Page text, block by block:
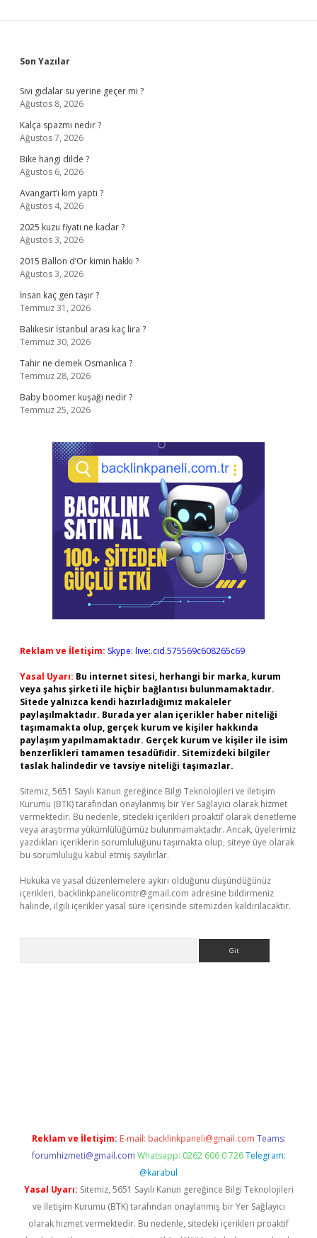
Sidebar
Son Yazılar
Sıvı gıdalar su yerine geçer mi ?
Ağustos 8, 2026
Kalça spazmı nedir ?
Ağustos 7, 2026
Bike hangi dilde ?
Ağustos 6, 2026
Avangart’ı kim yaptı ?
Ağustos 4, 2026
2025 kuzu fiyatı ne kadar ?
Ağustos 3, 2026
2015 Ballon d’Or kimin hakkı ?
Ağustos 3, 2026
İnsan kaç gen taşır ?
Temmuz 31, 2026
Balıkesir İstanbul arası kaç lira ?
Temmuz 30, 2026
Tahir ne demek Osmanlıca ?
Temmuz 28, 2026
Baby boomer kuşağı nedir ?
Temmuz 25, 2026
Reklam ve İletişim: Skype: live:.cid.575569c608265c69
Yasal Uyarı: Bu internet sitesi, herhangi bir marka, kurum
veya şahıs şirketi ile hiçbir bağlantısı bulunmamaktadır.
Sitede yalnızca kendi hazırladığımız makaleler
paylaşılmaktadır. Burada yer alan içerikler haber niteliği
taşımamakta olup, gerçek kurum ve kişiler hakkında
paylaşım yapılmamaktadır. Gerçek kurum ve kişiler ile isim
benzerlikleri tamamen tesadüfidir. Sitemizdeki bilgiler
taslak halindedir ve tavsiye niteliği taşımazlar.
Sitemiz, 5651 Sayılı Kanun gereğince Bilgi Teknolojileri ve İletişim
Kurumu (BTK) tarafından onaylanmış bir Yer Sağlayıcı olarak hizmet
vermektedir. Bu nedenle, sitedeki içerikleri proaktif olarak denetleme
veya araştırma yükümlülüğümüz bulunmamaktadır. Ancak, üyelerimiz
yazdıkları içeriklerin sorumluluğunu taşımakta olup, siteye üye olarak
bu sorumluluğu kabul etmiş sayılırlar.
Hukuka ve yasal düzenlemelere aykırı olduğunu düşündüğünüz
içerikleri, backlinkpanelicomtr@gmail.com adresine bildirmeniz
halinde, ilgili içerikler yasal süre içerisinde sitemizden kaldırılacaktır.
Reklam ve İletişim: E-mail: backlinkpaneli@gmail.com Teams:
forumhizmeti@gmail.com Whatsapp: 0262 606 0 726 Telegram:
@karabul
Yasal Uyarı: Sitemiz, 5651 Sayılı Kanun gereğince Bilgi Teknolojileri
ve İletişim Kurumu (BTK) tarafından onaylanmış bir Yer Sağlayıcı
olarak hizmet vermektedir. Bu nedenle, sitedeki içerikleri proaktif